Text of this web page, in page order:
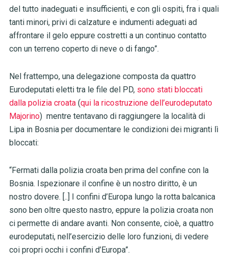
del tutto inadeguati e insufficienti, e con gli ospiti, fra i quali
tanti minori, privi di calzature e indumenti adeguati ad
affrontare il gelo eppure costretti a un continuo contatto
con un terreno coperto di neve o di fango”.
Nel frattempo, una delegazione composta da quattro
Eurodeputati eletti tra le file del PD, sono stati bloccati
dalla polizia croata(qui la ricostruzione dell’eurodeputato
Majorino) mentre tentavano di raggiungere la località di
Lipa in Bosnia per documentare le condizioni dei migranti lì
bloccati:
“Fermati dalla polizia croata ben prima del confine con la
Bosnia. Ispezionare il confine è un nostro diritto, è un
nostro dovere. [..] I confini d’Europa lungo la rotta balcanica
sono ben oltre questo nastro, eppure la polizia croata non
ci permette di andare avanti. Non consente, cioè, a quattro
eurodeputati, nell’esercizio delle loro funzioni, di vedere
coi propri occhi i confini d’Europa”.